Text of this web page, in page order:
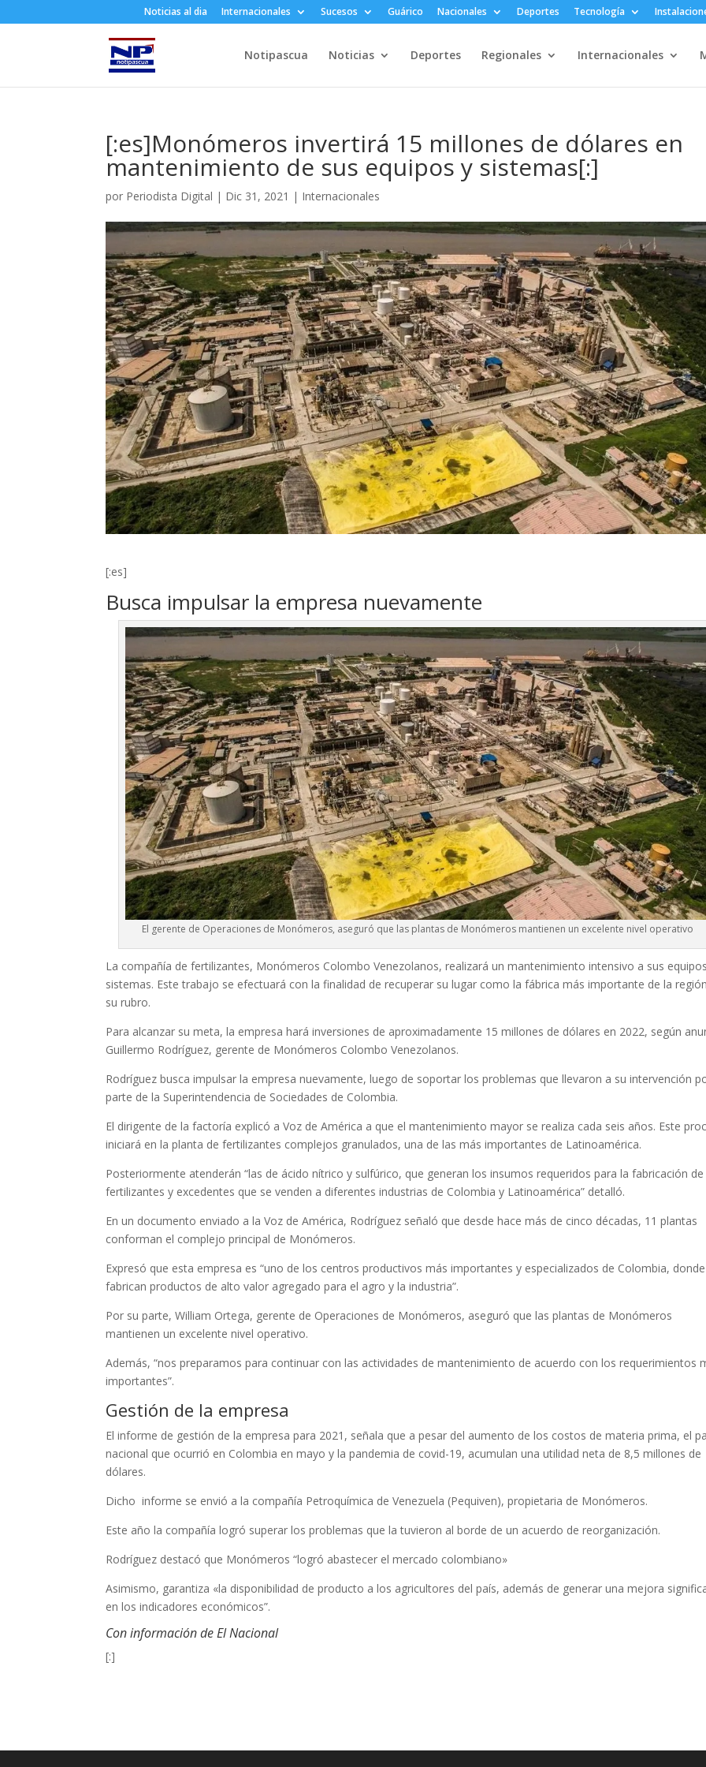
Noticias al dia Internacionales Sucesos Guárico Nacionales Deportes Tecnología
Notipascua Noticias Deportes Regionales Internacionales
[:es]Monómeros invertirá 15 millones de dólares en
mantenimiento de sus equipos y sistemas[:]
por Periodista Digital | Dic 31, 2021 | Internacionales
[:es]
Busca impulsar la empresa nuevamente
El gerente de Operaciones de Monómeros, aseguró que las plantas de Monómeros mantienen un excelente nivel operativo
La compañía de fertilizantes, Monómeros Colombo Venezolanos, realizará un mantenimiento intensivo a sus
sistemas. Este trabajo se efectuará con la finalidad de recuperar su lugar como la fábrica más importante de la
su rubro.
Para alcanzar su meta, la empresa hará inversiones de aproximadamente 15 millones de dólares en 2022, según
Guillermo Rodríguez, gerente de Monómeros Colombo Venezolanos.
Rodríguez busca impulsar la empresa nuevamente, luego de soportar los problemas que llevaron a su intervención
parte de la Superintendencia de Sociedades de Colombia.
El dirigente de la factoría explicó a Voz de América a que el mantenimiento mayor se realiza cada seis años. Este
iniciará en la planta de fertilizantes complejos granulados, una de las más importantes de Latinoamérica.
Posteriormente atenderán “las de ácido nítrico y sulfúrico, que generan los insumos requeridos para la fabricación de
fertilizantes y excedentes que se venden a diferentes industrias de Colombia y Latinoamérica” detalló.
En un documento enviado a la Voz de América, Rodríguez señaló que desde hace más de cinco décadas, 11 plantas
conforman el complejo principal de Monómeros.
Expresó que esta empresa es “uno de los centros productivos más importantes y especializados de Colombia,
fabrican productos de alto valor agregado para el agro y la industria”.
Por su parte, William Ortega, gerente de Operaciones de Monómeros, aseguró que las plantas de Monómeros
mantienen un excelente nivel operativo.
Además, “nos preparamos para continuar con las actividades de mantenimiento de acuerdo con los requerimientos
importantes”.
Gestión de la empresa
El informe de gestión de la empresa para 2021, señala que a pesar del aumento de los costos de materia prima, el
nacional que ocurrió en Colombia en mayo y la pandemia de covid-19, acumulan una utilidad neta de 8,5 millones de
dólares.
Dicho informe se envió a la compañía Petroquímica de Venezuela (Pequiven), propietaria de Monómeros.
Este año la compañía logró superar los problemas que la tuvieron al borde de un acuerdo de reorganización.
Rodríguez destacó que Monómeros “logró abastecer el mercado colombiano»
Asimismo, garantiza «la disponibilidad de producto a los agricultores del país, además de generar una mejora
en los indicadores económicos”.
Con información de El Nacional
[:]